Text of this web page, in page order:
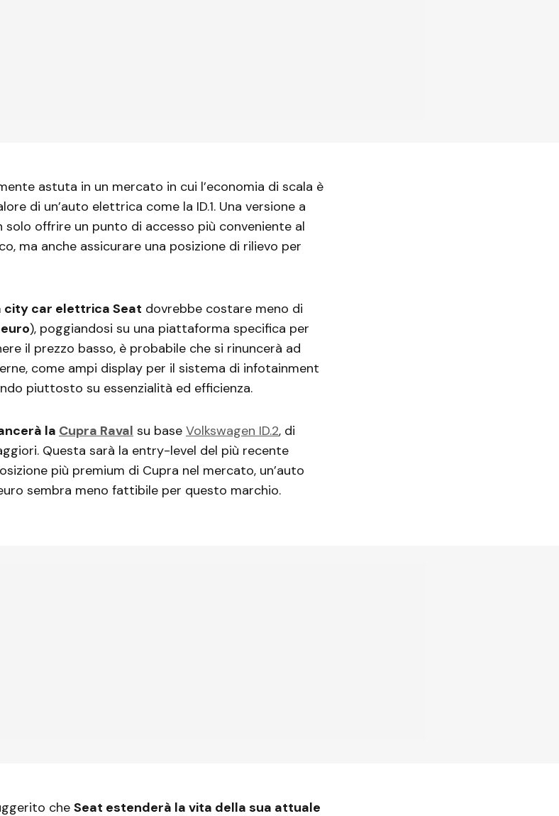
astuta in un mercato in cui l’economia di scala è
di un’auto elettrica come la ID.1. Una versione a
offrire un punto di accesso più conveniente al
ma anche assicurare una posizione di rilievo per
city car elettrica Seat dovrebbe costare meno di
), poggiandosi su una piattaforma specifica per
il prezzo basso, è probabile che si rinuncerà ad
come ampi display per il sistema di infotainment
piuttosto su essenzialità ed efficienza.
la Cupra Raval su base Volkswagen ID.2, di
Questa sarà la entry-level del più recente
più premium di Cupra nel mercato, un’auto
sembra meno fattibile per questo marchio.
che Seat estenderà la vita della sua attuale